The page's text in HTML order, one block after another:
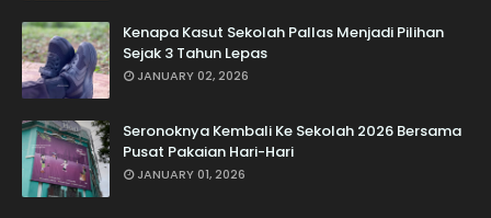
Kenapa Kasut Sekolah Pallas Menjadi Pilihan
Sejak 3 Tahun Lepas
JANUARY 02, 2026
Seronoknya Kembali Ke Sekolah 2026 Bersama
Pusat Pakaian Hari-Hari
JANUARY 01, 2026